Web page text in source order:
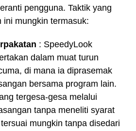
pengguna. Taktik yang
ini mungkin termasuk:
: SpeedyLook
dalam muat turun
di mana ia diprasemak
bersama program lain.
tergesa-gesa melalui
tanpa meneliti syarat
mungkin tanpa disedari